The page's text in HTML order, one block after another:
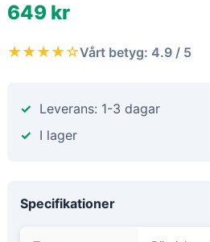
649 kr
★★★★☆Vårt betyg: 4.9 / 5
Leverans: 1-3 dagar
I lager
Specifikationer